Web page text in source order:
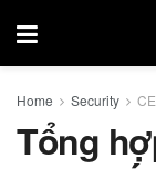
Home Security
Tổng